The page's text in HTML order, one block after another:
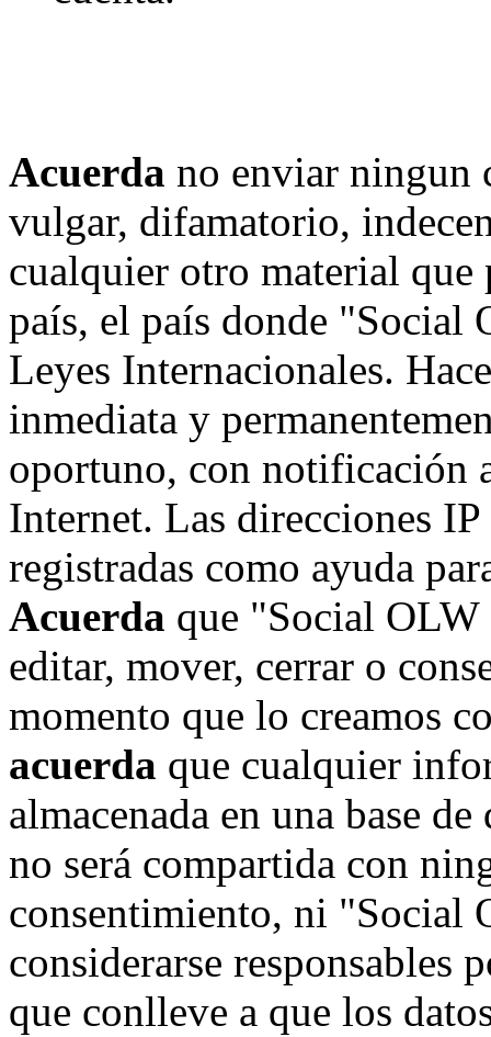
Acuerda no enviar ningun
vulgar, difamatorio,
cualquier otro material
país, el país donde "Social
Leyes Internacionales.
inmediata y
oportuno, con notificación
Internet. Las direcciones
registradas como ayuda
Acuerda que "Social
editar, mover, cerrar o
momento que lo creamos
acuerda que cualquier
almacenada en una base
no será compartida con
consentimiento, ni "Social
considerarse responsables
que conlleve a que los